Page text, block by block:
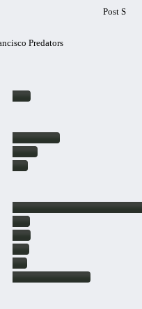
Post S
Predators